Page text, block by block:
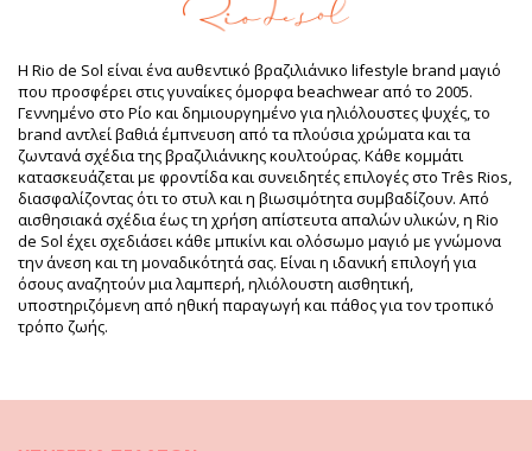
Πληροφορίες προϊόντος
Η συσκευασία περιλαμβάνει: 1 x Σουτιέν (Δεν
περιλαμβάνονται άλλα αξεσουάρ)
HS CODE: 6112.41.0010
SKU: 1981125541
EAN: S (7899810413437), M (7899810413420), L (7899810413413),
XL (7899810413406), XXL (7899810413390)
Βάρος: 55g / 0.12lb / 1.94oz
Βελτιωμένες ψηφιακά φωτογραφίες
Οδηγίες πλυσίματος &
φροντίδας
Οδηγίες φροντίδας για: Rio de Sol Top Fluity-Amor Mel
Η Rio de Sol είναι ένα αυθεντικό βραζιλιάνικο lifestyle brand μαγιό
που προσφέρει στις γυναίκες όμορφα beachwear από το 2005.
Γεννημένο στο Ρίο και δημιουργημένο για ηλιόλουστες ψυχές, το
brand αντλεί βαθιά έμπνευση από τα πλούσια χρώματα και τα
ζωντανά σχέδια της βραζιλιάνικης κουλτούρας. Κάθε κομμάτι
κατασκευάζεται με φροντίδα και συνειδητές επιλογές στο Três Rios,
διασφαλίζοντας ότι το στυλ και η βιωσιμότητα συμβαδίζουν. Από
αισθησιακά σχέδια έως τη χρήση απίστευτα απαλών υλικών, η Rio
de Sol έχει σχεδιάσει κάθε μπικίνι και ολόσωμο μαγιό με γνώμονα
την άνεση και τη μοναδικότητά σας. Είναι η ιδανική επιλογή για
όσους αναζητούν μια λαμπερή, ηλιόλουστη αισθητική,
υποστηριζόμενη από ηθική παραγωγή και πάθος για τον τροπικό
τρόπο ζωής.